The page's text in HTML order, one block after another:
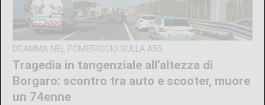
DRAMMA NEL POMERIGGIO SULLA A55
Tragedia in tangenziale all’altezza di
Borgaro: scontro tra auto e scooter, muore
un 74enne